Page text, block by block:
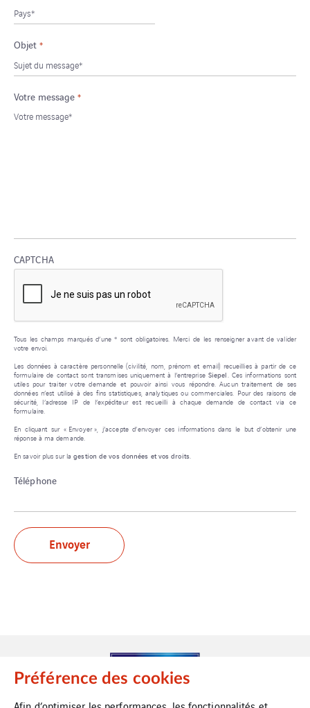
Objet *
Votre message *
CAPTCHA
Tous les champs marqués d’une * sont obligatoires. Merci de les renseigner avant de valider
votre envoi.
Les données à caractère personnelle (civilité, nom, prénom et email) recueillies à partir de ce
formulaire de contact sont transmises uniquement à l’entreprise Siepel. Ces informations sont
utiles pour traiter votre demande et pouvoir ainsi vous répondre. Aucun traitement de ses
données n’est utilisé à des fins statistiques, analytiques ou commerciales. Pour des raisons de
sécurité, l’adresse IP de l’expéditeur est recueilli à chaque demande de contact via ce
formulaire.
En cliquant sur « Envoyer », j’accepte d’envoyer ces informations dans le but d’obtenir une
réponse à ma demande.
En savoir plus sur lagestion de vos données et vos droits.
Téléphone
Préférence des cookies